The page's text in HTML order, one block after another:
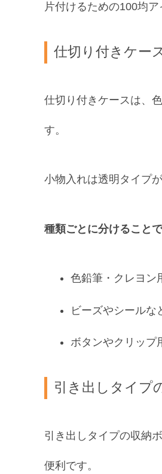
片付けるための100均ア
仕切り付きケー
仕切り付きケースは、
す。
小物入れは透明タイプ
種類ごとに分けること
色鉛筆・クレヨン
ビーズやシールな
ボタンやクリップ
引き出しタイプ
引き出しタイプの収納
便利です。